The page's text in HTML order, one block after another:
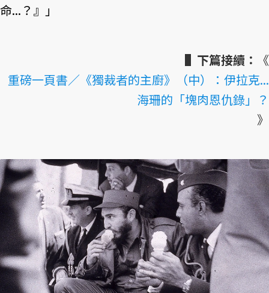
命...？』」
▌下篇接續：
《
重磅一頁書／《獨裁者的主廚》（中）：伊拉克...
海珊的「塊肉恩仇錄」？
》